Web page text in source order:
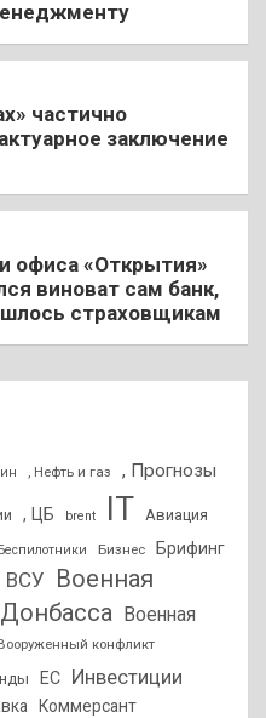
частично
заключение
офиса «Открытия»
виноват сам банк,
страховщикам
, Нефть и газ , Прогнозы
, ЦБ brent IT Авиация
Беспилотники Бизнес
Брифинг
ВСУ Военная
Военная
конфликт
ЕС Инвестиции
Коммерсант